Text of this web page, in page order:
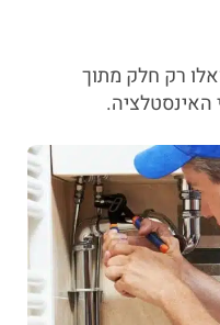
רק חלק מתוך
האינסטלציה.